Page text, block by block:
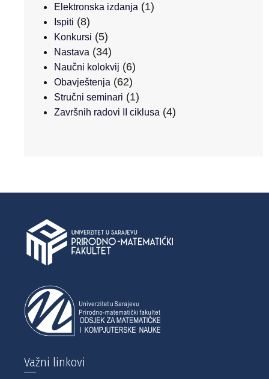
Elektronska izdanja (1)
Ispiti (8)
Konkursi (5)
Nastava (34)
Naučni kolokvij (6)
Obavještenja (62)
Stručni seminari (1)
Završnih radovi II ciklusa (4)
Važni linkovi